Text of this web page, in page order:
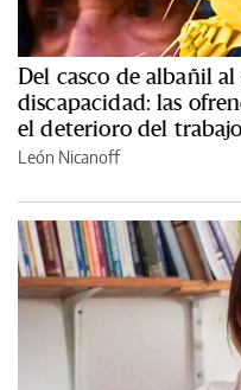
Del casco de albañil
discapacidad: las
el deterioro del trabajo
León Nicanoff